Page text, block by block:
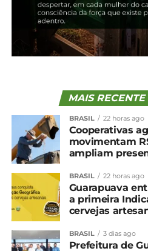
Cultivares desenvolvidas
no Paraná são quase 40%
das sementes de feijão do
12 de janeiro, 2026
da
IDR-Paraná vai lançar
cultivar de feijão de alto
24 de março, 2025
Em "Paraná"
TÓPICOS RELACIONADOS:
GUARAPUAVA
UP NEXT
Região de Guarapuava
na produção de cevada
MAIS RECENTE
BRASIL 22 horas ago
Cooperativas
movimentam
ampliam
BRASIL 22 horas ago
Guarapuava
a primeira
cervejas
BRASIL 3 dias ago
Prefeitura de